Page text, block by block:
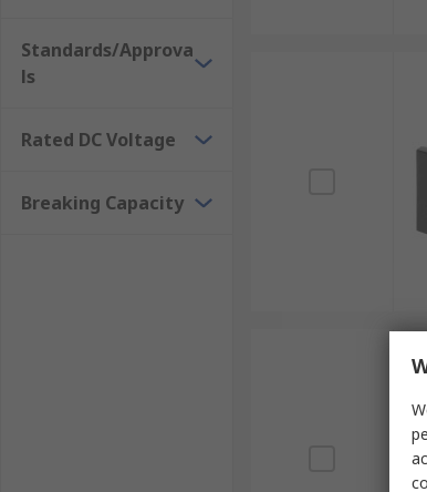
Standards/Approva
ls
Rated DC Voltage
Breaking Capacity